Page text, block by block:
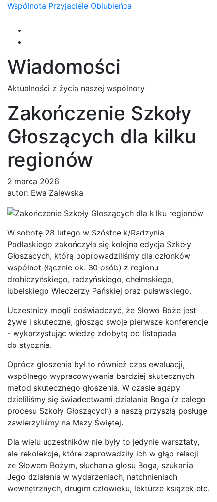
Wspólnota Przyjaciele Oblubieńca
Wiadomości
Aktualności z życia naszej wspólnoty
Zakończenie Szkoły
Głoszących dla kilku
regionów
2 marca 2026
autor: Ewa Zalewska
W sobotę 28 lutego w Szóstce k/Radzynia
Podlaskiego zakończyła się kolejna edycja Szkoły
Głoszących, którą poprowadziliśmy dla członków
wspólnot (łącznie ok. 30 osób) z regionu
drohiczyńskiego, radzyńskiego, chełmskiego,
lubelskiego Wieczerzy Pańskiej oraz puławskiego.
Uczestnicy mogli doświadczyć, że Słowo Boże jest
żywe i skuteczne, głosząc swoje pierwsze konferencje
- wykorzystując wiedzę zdobytą od listopada
do stycznia.
Oprócz głoszenia był to również czas ewaluacji,
wspólnego wypracowywania bardziej skutecznych
metod skutecznego głoszenia. W czasie agapy
dzieliliśmy się świadectwami działania Boga (z całego
procesu Szkoły Głoszących) a naszą przyszłą posługę
zawierzyliśmy na Mszy Świętej.
Dla wielu uczestników nie były to jedynie warsztaty,
ale rekolekcje, które zaprowadziły ich w głąb relacji
ze Słowem Bożym, słuchania głosu Boga, szukania
Jego działania w wydarzeniach, natchnieniach
wewnętrznych, drugim człowieku, lekturze książek etc.